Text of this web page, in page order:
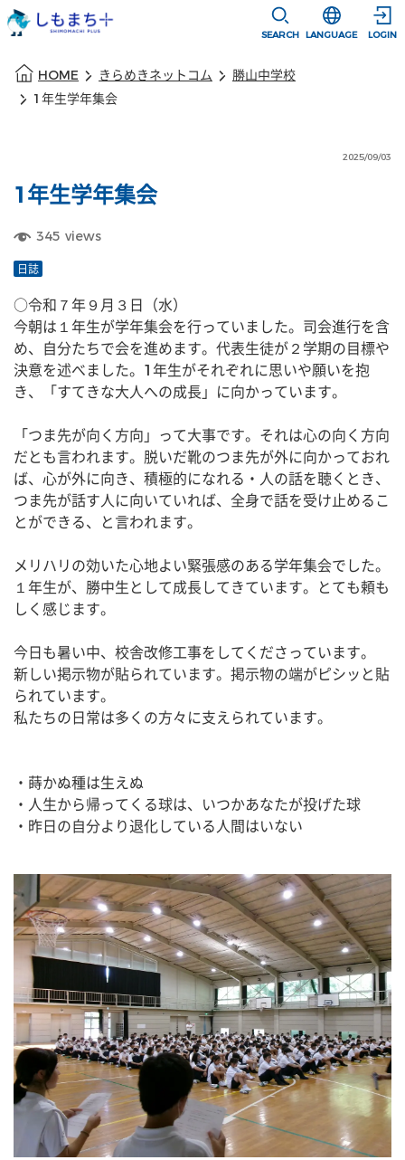
SEARCH
選択すると言
LANGUAGE LOGIN
HOME きらめきネットコム
勝山中学校
1年生学年集会
2025/09/03
1年生学年集会
345 views
日誌
○令和７年９月３日（水）
今朝は１年生が学年集会を行っていました。司会進行を含
め、自分たちで会を進めます。代表生徒が２学期の目標や
決意を述べました。1年生がそれぞれに思いや願いを抱
き、「すてきな大人への成長」に向かっています。
「つま先が向く方向」って大事です。それは心の向く方向
だとも言われます。脱いだ靴のつま先が外に向かっておれ
ば、心が外に向き、積極的になれる・人の話を聴くとき、
つま先が話す人に向いていれば、全身で話を受け止めるこ
とができる、と言われます。
メリハリの効いた心地よい緊張感のある学年集会でした。
１年生が、勝中生として成長してきています。とても頼も
しく感じます。
今日も暑い中、校舎改修工事をしてくださっています。
新しい掲示物が貼られています。掲示物の端がピシッと貼
られています。
私たちの日常は多くの方々に支えられています。
・蒔かぬ種は生えぬ
・人生から帰ってくる球は、いつかあなたが投げた球
・昨日の自分より退化している人間はいない